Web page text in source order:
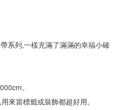
系列,一樣充滿了滿滿的幸福小確
。
來當標籤或裝飾都超好用。